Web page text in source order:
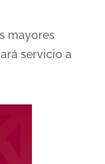
mayores
servicio a